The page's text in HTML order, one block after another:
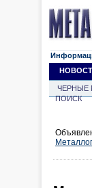
ЧЕРНЫЕ
ПОИСК